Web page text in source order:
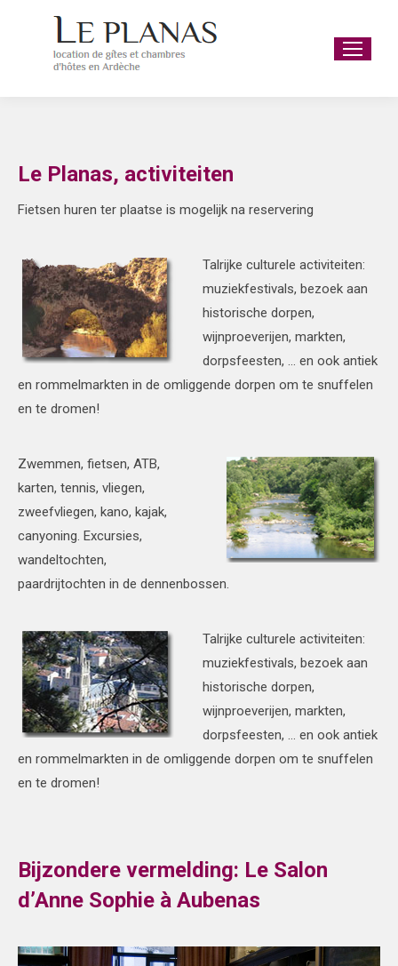
Le Planas, activiteiten
Fietsen huren ter plaatse is mogelijk na reservering
Talrijke culturele activiteiten:
muziekfestivals, bezoek aan
historische dorpen,
wijnproeverijen, markten,
dorpsfeesten, … en ook antiek
en rommelmarkten in de omliggende dorpen om te snuffelen
en te dromen!
Zwemmen, fietsen, ATB,
karten, tennis, vliegen,
zweefvliegen, kano, kajak,
canyoning. Excursies,
wandeltochten,
paardrijtochten in de dennenbossen.
Talrijke culturele activiteiten:
muziekfestivals, bezoek aan
historische dorpen,
wijnproeverijen, markten,
dorpsfeesten, … en ook antiek
en rommelmarkten in de omliggende dorpen om te snuffelen
en te dromen!
Bijzondere vermelding: Le Salon
d’Anne Sophie à Aubenas